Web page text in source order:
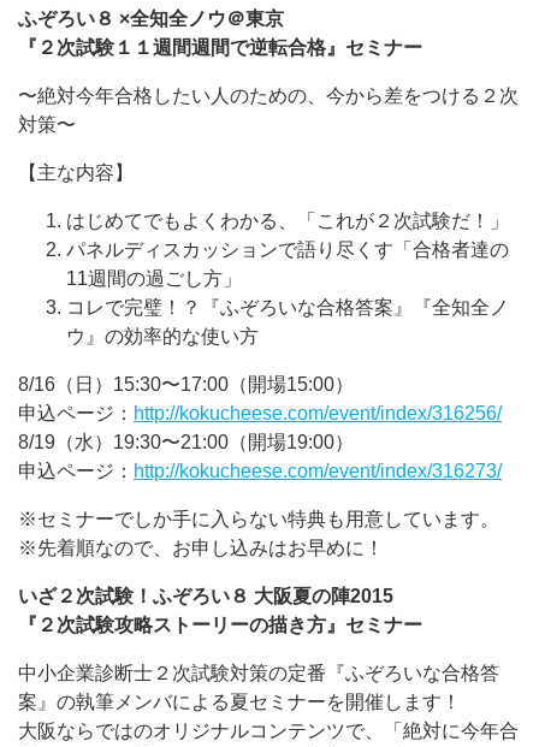
ふぞろい８ ×全知全ノウ＠東京
『２次試験１１週間週間で逆転合格』セミナー
〜絶対今年合格したい人のための、今から差をつける２次
対策〜
【主な内容】
はじめてでもよくわかる、「これが２次試験だ！」
パネルディスカッションで語り尽くす「合格者達の
11週間の過ごし方」
コレで完璧！？『ふぞろいな合格答案』『全知全ノ
ウ』の効率的な使い方
8/16（日）15:30〜17:00（開場15:00）
申込ページ： http://kokucheese.com/event/index/316256/
8/19（水）19:30〜21:00（開場19:00）
申込ページ： http://kokucheese.com/event/index/316273/
※セミナーでしか手に入らない特典も用意しています。
※先着順なので、お申し込みはお早めに！
いざ２次試験！ふぞろい８ 大阪夏の陣2015
『２次試験攻略ストーリーの描き方』セミナー
中小企業診断士２次試験対策の定番『ふぞろいな合格答
案』の執筆メンバによる夏セミナーを開催します！
大阪ならではのオリジナルコンテンツで、「絶対に今年合